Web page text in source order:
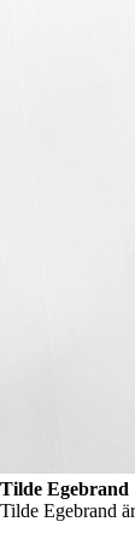
Tilde Egebrand
Tilde Egebrand